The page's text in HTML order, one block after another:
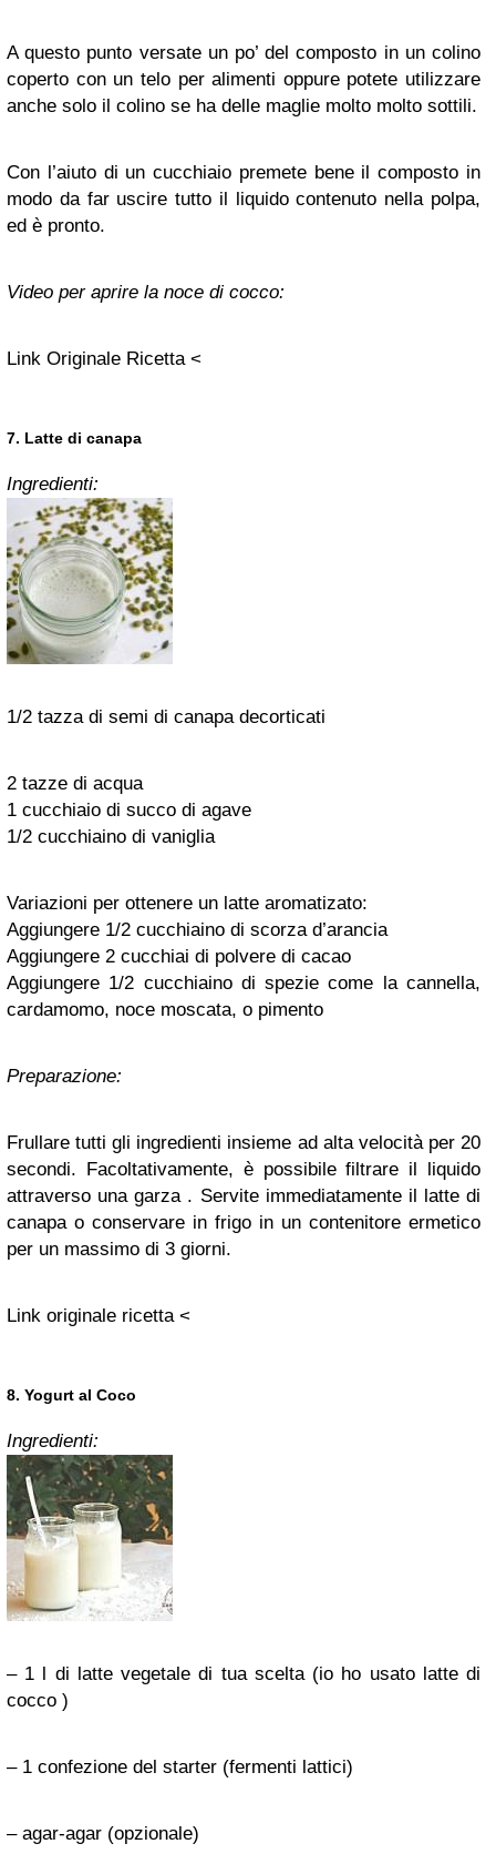
A questo punto versate un po’ del composto in un colino
coperto con un telo per alimenti oppure potete utilizzare
anche solo il colino se ha delle maglie molto molto sottili.
Con l’aiuto di un cucchiaio premete bene il composto in
modo da far uscire tutto il liquido contenuto nella polpa,
ed è pronto.
Video per aprire la noce di cocco:
Link Originale Ricetta <
7. Latte di canapa
Ingredienti:
1/2 tazza di semi di canapa decorticati
2 tazze di acqua
1 cucchiaio di succo di agave
1/2 cucchiaino di vaniglia
Variazioni per ottenere un latte aromatizato:
Aggiungere 1/2 cucchiaino di scorza d’arancia
Aggiungere 2 cucchiai di polvere di cacao
Aggiungere 1/2 cucchiaino di spezie come la cannella,
cardamomo, noce moscata, o pimento
Preparazione:
Frullare tutti gli ingredienti insieme ad alta velocità per 20
secondi. Facoltativamente, è possibile filtrare il liquido
attraverso una garza . Servite immediatamente il latte di
canapa o conservare in frigo in un contenitore ermetico
per un massimo di 3 giorni.
Link originale ricetta <
8. Yogurt al Coco
Ingredienti:
– 1 l di latte vegetale di tua scelta (io ho usato latte di
cocco )
– 1 confezione del starter (fermenti lattici)
– agar-agar (opzionale)